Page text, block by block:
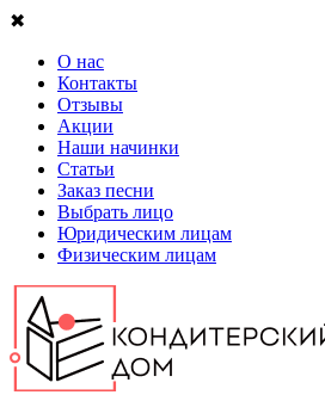
✖
О нас
Контакты
Отзывы
Акции
Наши начинки
Статьи
Заказ песни
Выбрать лицо
Юридическим лицам
Физическим лицам